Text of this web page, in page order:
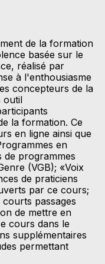
de la formation
basée sur le
réalisé par
à l'enthousiasme
concepteurs de la
outil
la formation. Ce
en ligne ainsi que
en
de programmes
(VGB); «Voix
de praticiens
par ce cours;
passages
de mettre en
cours dans le
supplémentaires
permettant